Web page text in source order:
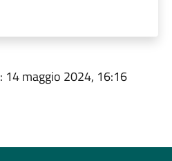
: 14 maggio 2024, 16:16